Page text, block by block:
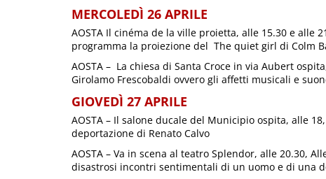
MERCOLEDÌ 26 APRILE
AOSTA Il cinéma de la ville proietta, alle 15.30 e alle
programma la proiezione del The quiet girl di Colm
AOSTA – La chiesa di Santa Croce in via Aubert
Girolamo Frescobaldi ovvero gli affetti musicali e
GIOVEDÌ 27 APRILE
AOSTA – Il salone ducale del Municipio ospita, alle
deportazione di Renato Calvo
AOSTA – Va in scena al teatro Splendor, alle 20.30,
disastrosi incontri sentimentali di un uomo e di una